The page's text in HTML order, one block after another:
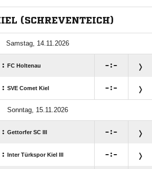
(SCHREVENTEICH)
Samstag, 14.11.2026
: FC Holtenau :
: SVE Comet Kiel :
Sonntag, 15.11.2026
: Gettorfer SC III :
: Inter Türkspor Kiel III :